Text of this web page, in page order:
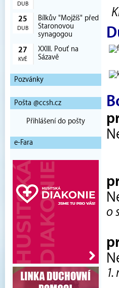
DUB
25
DUB
Bílkův "Mojžíš" před
Staronovou
synagogou
27
KVĚ
XXIII. Pouť na
Sázavě
Pozvánky
Pošta @ccsh.cz
Přihlášení do pošty
e-Fara
o